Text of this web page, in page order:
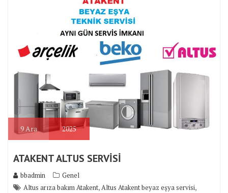
9Ara 2025
ATAKENT ALTUS SERVİSİ
bbadmin
Genel
Altus arıza bakım Atakent,Altus Atakent beyaz eşya servisi,